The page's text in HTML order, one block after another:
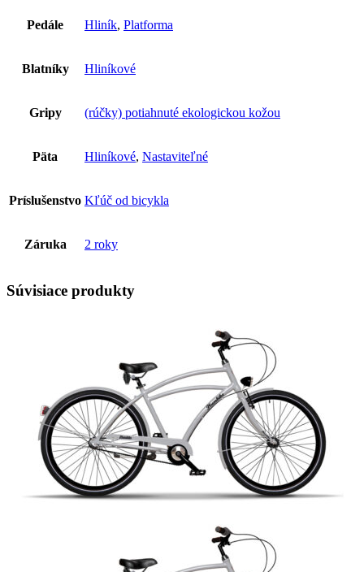
Pedále Hliník, Platforma
Blatníky Hliníkové
Gripy (rúčky) potiahnuté ekologickou kožou
Päta Hliníkové, Nastaviteľné
Príslušenstvo Kľúč od bicykla
Záruka 2 roky
Súvisiace produkty